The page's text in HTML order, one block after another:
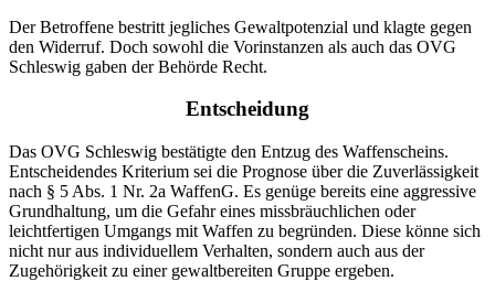
Der Betroffene bestritt jegliches Gewaltpotenzial und klagte gegen
den Widerruf. Doch sowohl die Vorinstanzen als auch das OVG
Schleswig gaben der Behörde Recht.
Entscheidung
Das OVG Schleswig bestätigte den Entzug des Waffenscheins.
Entscheidendes Kriterium sei die Prognose über die Zuverlässigkeit
nach § 5 Abs. 1 Nr. 2a WaffenG. Es genüge bereits eine aggressive
Grundhaltung, um die Gefahr eines missbräuchlichen oder
leichtfertigen Umgangs mit Waffen zu begründen. Diese könne sich
nicht nur aus individuellem Verhalten, sondern auch aus der
Zugehörigkeit zu einer gewaltbereiten Gruppe ergeben.